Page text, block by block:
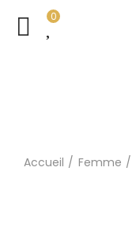
0
Accueil Femme